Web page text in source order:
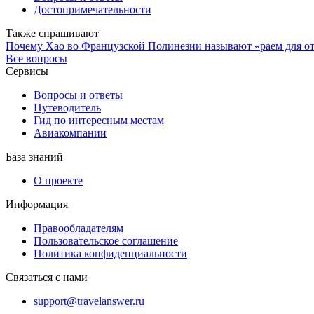
Достопримечательности
Также спрашивают
Почему Хао во Французской Полинезии называют «раем для
Все вопросы
Сервисы
Вопросы и ответы
Путеводитель
Гид по интересным местам
Авиакомпании
База знаний
О проекте
Информация
Правообладателям
Пользовательское соглашение
Политика конфиденциальности
Связаться с нами
support@travelanswer.ru